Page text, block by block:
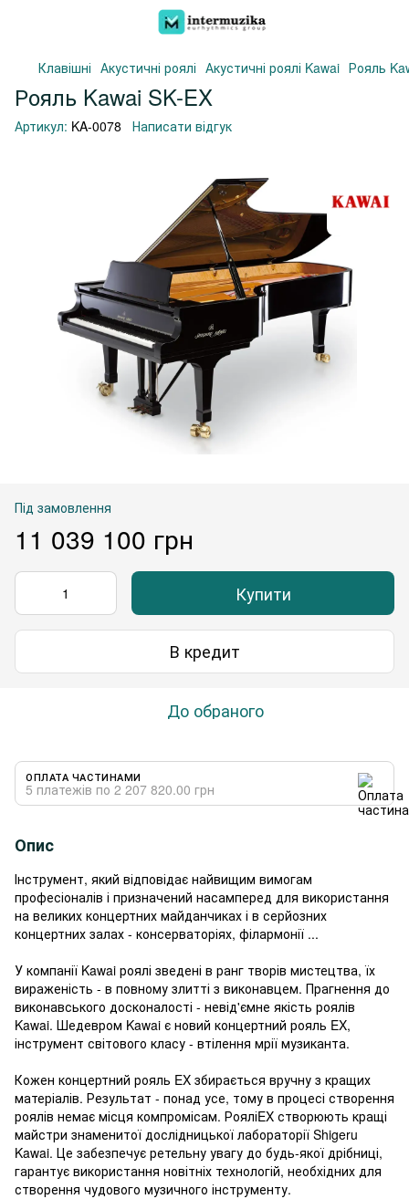
Клавішні Акустичні роялі Акустичні роялі Kawai Рояль
Рояль Kawai SK-EX
Артикул: KA-0078 Написати відгук
Під замовлення
11 039 100 грн
Купити
В кредит
До обраного
ОПЛАТА ЧАСТИНАМИ
5 платежів по 2 207 820.00 грн
Опис
Інструмент, який відповідає найвищим вимогам
професіоналів і призначений насамперед для використання
на великих концертних майданчиках і в серйозних
концертних залах - консерваторіях, філармонії ...
У компанії Kawai роялі зведені в ранг творів мистецтва, їх
вираженість - в повному злитті з виконавцем. Прагнення до
виконавського досконалості - невід'ємне якість роялів
Kawai. Шедевром Kawai є новий концертний рояль EX,
інструмент світового класу - втілення мрії музиканта.
Кожен концертний рояль EX збирається вручну з кращих
матеріалів. Результат - понад усе, тому в процесі створення
роялів немає місця компромісам. РояліEX створюють кращі
майстри знаменитої дослідницької лабораторії Shigeru
Kawai. Це забезпечує ретельну увагу до будь-якої дрібниці,
гарантує використання новітніх технологій, необхідних для
створення чудового музичного інструменту.